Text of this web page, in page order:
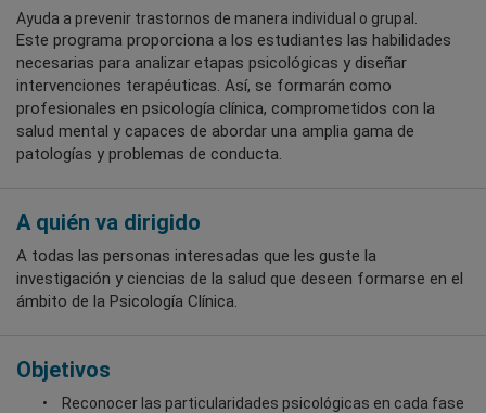
Ayuda a prevenir trastornos de manera individual o grupal.
Este programa proporciona a los estudiantes las habilidades
necesarias para analizar etapas psicológicas y diseñar
intervenciones terapéuticas. Así, se formarán como
profesionales en psicología clínica, comprometidos con la
salud mental y capaces de abordar una amplia gama de
patologías y problemas de conducta.
A quién va dirigido
A todas las personas interesadas que les guste la
investigación y ciencias de la salud que deseen formarse en el
ámbito de la Psicología Clínica.
Objetivos
Reconocer las particularidades psicológicas en cada fase